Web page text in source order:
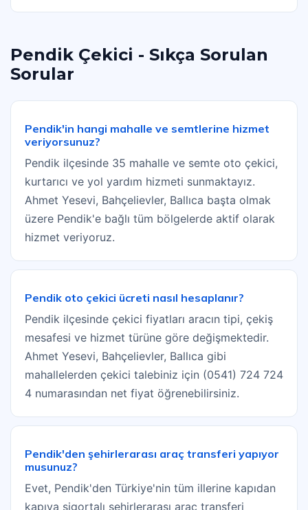
Pendik Çekici - Sıkça Sorulan
Sorular
Pendik'in hangi mahalle ve semtlerine hizmet
veriyorsunuz?
Pendik ilçesinde 35 mahalle ve semte oto çekici,
kurtarıcı ve yol yardım hizmeti sunmaktayız.
Ahmet Yesevi, Bahçelievler, Ballıca başta olmak
üzere Pendik'e bağlı tüm bölgelerde aktif olarak
hizmet veriyoruz.
Pendik oto çekici ücreti nasıl hesaplanır?
Pendik ilçesinde çekici fiyatları aracın tipi, çekiş
mesafesi ve hizmet türüne göre değişmektedir.
Ahmet Yesevi, Bahçelievler, Ballıca gibi
mahallelerden çekici talebiniz için (0541) 724 724
4 numarasından net fiyat öğrenebilirsiniz.
Pendik'den şehirlerarası araç transferi yapıyor
musunuz?
Evet, Pendik'den Türkiye'nin tüm illerine kapıdan
kapıya sigortalı şehirlerarası araç transferi